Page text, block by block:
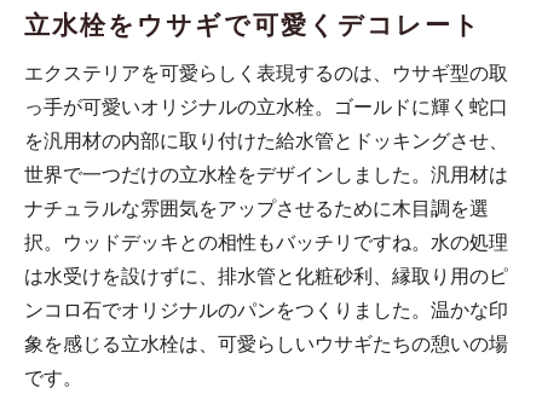
立水栓をウサギで可愛くデコレート
エクステリアを可愛らしく表現するのは、ウサギ型の取
っ手が可愛いオリジナルの立水栓。ゴールドに輝く蛇口
を汎用材の内部に取り付けた給水管とドッキングさせ、
世界で一つだけの立水栓をデザインしました。汎用材は
ナチュラルな雰囲気をアップさせるために木目調を選
択。ウッドデッキとの相性もバッチリですね。水の処理
は水受けを設けずに、排水管と化粧砂利、縁取り用のピ
ンコロ石でオリジナルのパンをつくりました。温かな印
象を感じる立水栓は、可愛らしいウサギたちの憩いの場
です。